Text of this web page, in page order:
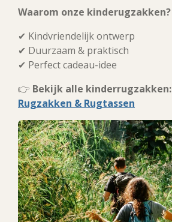
Waarom onze kinderugzakken?
✔ Kindvriendelijk ontwerp
✔ Duurzaam & praktisch
✔ Perfect cadeau-idee
👉 Bekijk alle kinderrugzakken:
Rugzakken & Rugtassen